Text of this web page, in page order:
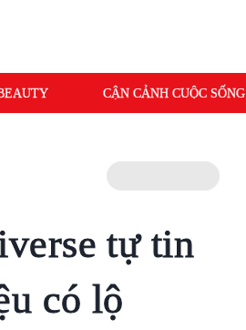
CẬN CẢNH CUỘC SỐNG
tự tin
có lộ